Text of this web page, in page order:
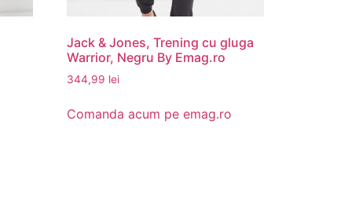
Jack & Jones, Trening cu gluga
Warrior, Negru By Emag.ro
344,99 lei
Comanda acum pe emag.ro